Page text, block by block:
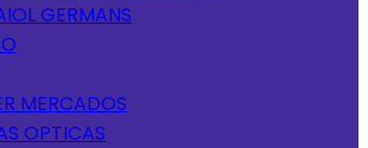
GERMANS
MERCADOS
OPTICAS